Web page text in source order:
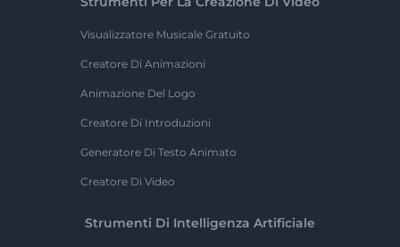
Visualizzatore Musicale Gratuito
Creatore Di Animazioni
Animazione Del Logo
Creatore Di Introduzioni
Generatore Di Testo Animato
Creatore Di Video
Strumenti Di Intelligenza Artificiale